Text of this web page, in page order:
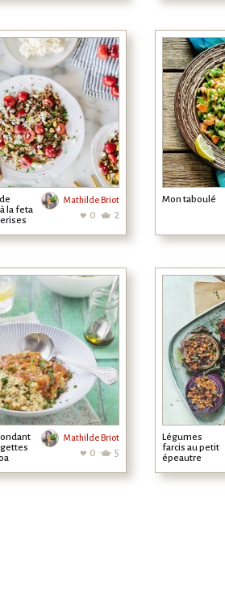
la feta
Mathilde Briot
0 2
Mon taboulé
Mathilde Briot
0 5
Légumes
farcis au petit
épeautre